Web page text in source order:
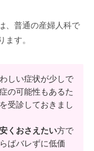
、普通の産婦人科で
す。
しい症状が少しで
の可能性もあるた
受診しておきまし
くおさえたい方で
ばバレずに低価